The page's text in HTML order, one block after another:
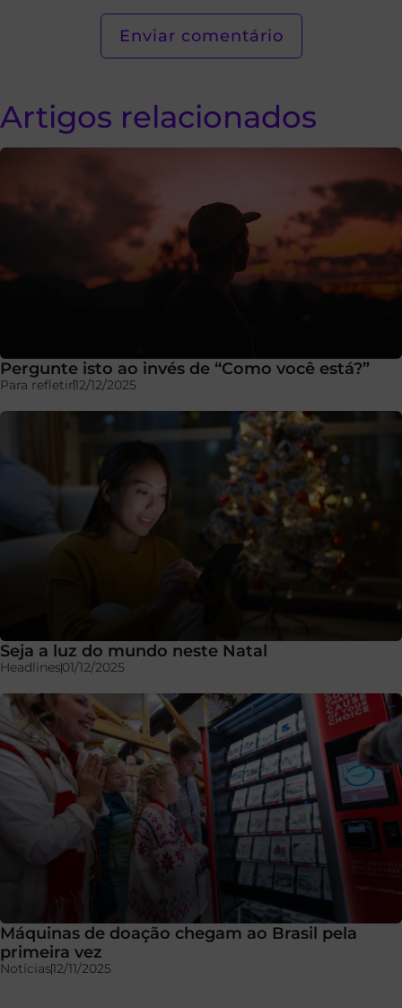
Artigos relacionados
Pergunte isto ao invés de “Como você está?”
Para refletir12/12/2025
Seja a luz do mundo neste Natal
Headlines01/12/2025
Máquinas de doação chegam ao Brasil pela
primeira vez
Notícias12/11/2025